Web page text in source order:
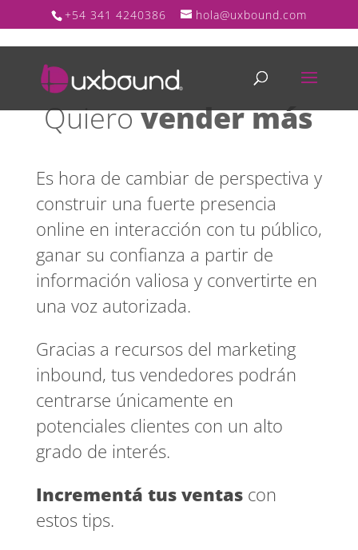
+54 341 4240386 hola@uxbound.com
Quierovender más
Es hora de cambiar de perspectiva y
construir una fuerte presencia
online en interacción con tu público,
ganar su confianza a partir de
información valiosa y convertirte en
una voz autorizada.
Gracias a recursos del marketing
inbound, tus vendedores podrán
centrarse únicamente en
potenciales clientes con un alto
grado de interés.
Incrementá tus ventascon
estos tips.